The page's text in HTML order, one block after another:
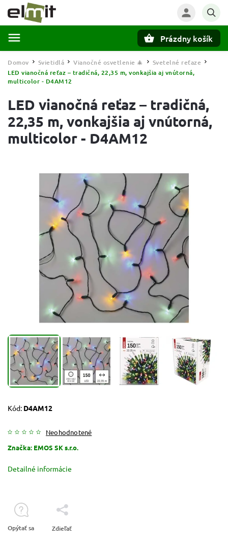
Prázdny košík
Domov / Svietidlá / Vianočné osvetlenie 🎄 / Svetelné reťaze /
LED vianočná reťaz – tradičná, 22,35 m, vonkajšia aj vnútorná,
multicolor - D4AM12
LED vianočná reťaz – tradičná,
22,35 m, vonkajšia aj vnútorná,
multicolor - D4AM12
Kód: D4AM12
Neohodnotené
Značka: EMOS SK s.r.o.
Detailné informácie
Opýtať sa Zdieľať